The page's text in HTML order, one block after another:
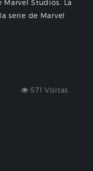
Studios. La
serie de Marvel
571 Visitas